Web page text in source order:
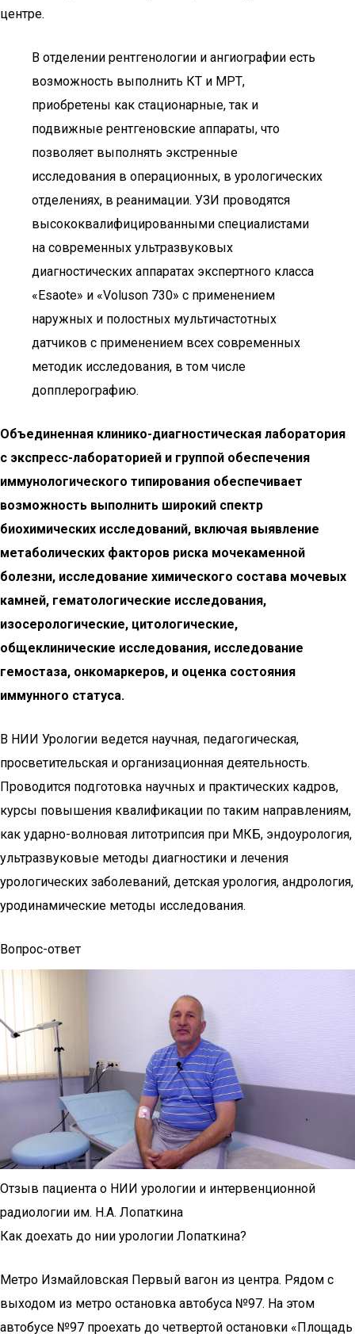
центре.
В отделении рентгенологии и ангиографии есть
возможность выполнить КТ и МРТ,
приобретены как стационарные, так и
подвижные рентгеновские аппараты, что
позволяет выполнять экстренные
исследования в операционных, в урологических
отделениях, в реанимации. УЗИ проводятся
высококвалифицированными специалистами
на современных ультразвуковых
диагностических аппаратах экспертного класса
«Esaote» и «Voluson 730» с применением
наружных и полостных мультичастотных
датчиков с применением всех современных
методик исследования, в том числе
допплерографию.
Объединенная клинико-диагностическая лаборатория
с экспресс-лабораторией и группой обеспечения
иммунологического типирования обеспечивает
возможность выполнить широкий спектр
биохимических исследований, включая выявление
метаболических факторов риска мочекаменной
болезни, исследование химического состава мочевых
камней, гематологические исследования,
изосерологические, цитологические,
общеклинические исследования, исследование
гемостаза, онкомаркеров, и оценка состояния
иммунного статуса.
В НИИ Урологии ведется научная, педагогическая,
просветительская и организационная деятельность.
Проводится подготовка научных и практических кадров,
курсы повышения квалификации по таким направлениям,
как ударно-волновая литотрипсия при МКБ, эндоурология,
ультразвуковые методы диагностики и лечения
урологических заболеваний, детская урология, андрология,
уродинамические методы исследования.
Вопрос-ответ
Отзыв пациента о НИИ урологии и интервенционной
радиологии им. Н.А. Лопаткина
Как доехать до нии урологии Лопаткина?
Метро Измайловская Первый вагон из центра. Рядом с
выходом из метро остановка автобуса №97. На этом
автобусе №97 проехать до четвертой остановки «Площадь